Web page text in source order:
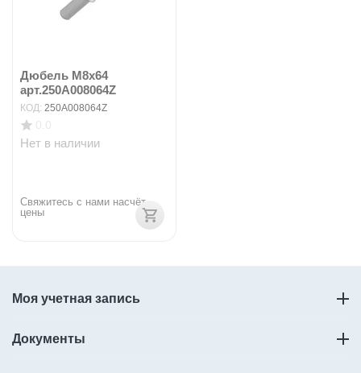
Дюбель M8x64
арт.250A008064Z
КОД: 250A008064Z
Нет в наличии
Свяжитесь с нами насчёт
цены
Моя учетная запись
Документы